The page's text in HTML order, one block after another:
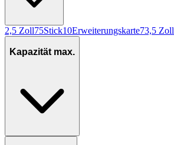
2,5 Zoll75Stick10Erweiterungskarte73,5 Zoll
Kapazität max.